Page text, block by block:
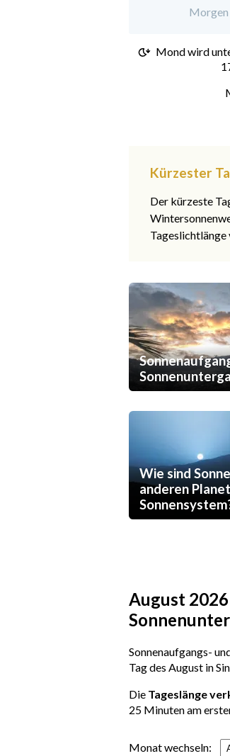
Morgen
Mond wird
Kürzester
Der kürzeste
Tageslichtlänge
Wie sind
anderen
August
Sonnenaufgangs-
Tag des August in
Die Tageslänge
25 Minuten am
Monat wechseln: